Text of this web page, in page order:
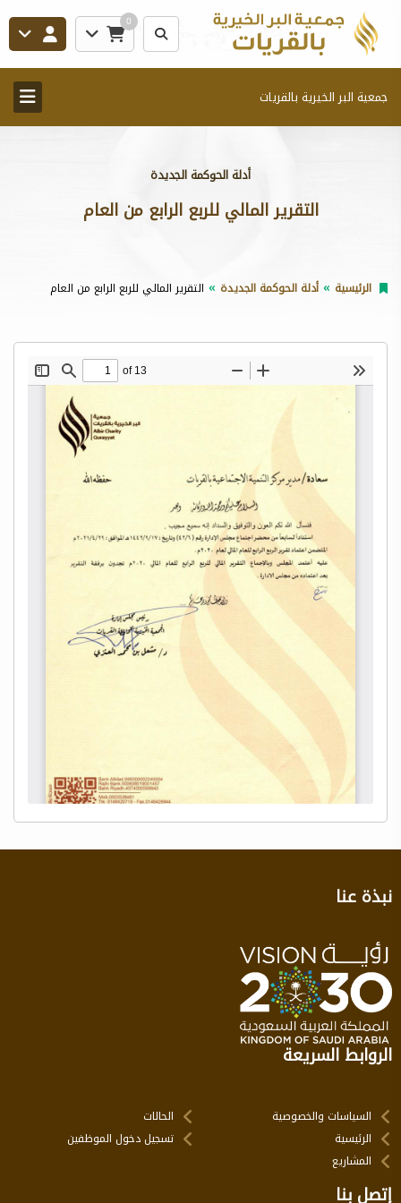
0
جمعية البر الخيرية بالقريات
أدلة الحوكمة الجديدة
التقرير المالي للربع الرابع من العام
الرئيسية أدلة الحوكمة الجديدة التقرير المالي للربع الرابع من العام
نبذة عنا
الروابط السريعة
السياسات والخصوصية
الرئيسية
المشاريع
الحالات
تسجيل دخول الموظفين
إتصل بنا